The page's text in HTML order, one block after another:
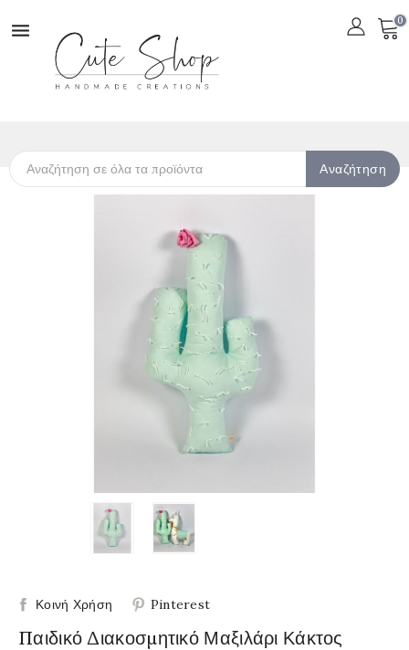
 0
Αναζήτηση
Κοινή Χρήση Pinterest
Παιδικό Διακοσμητικό Μαξιλάρι Κάκτος